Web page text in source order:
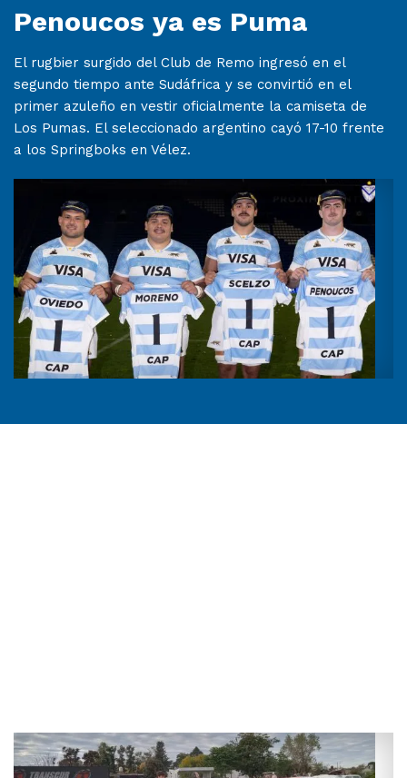
Penoucos ya es Puma
El rugbier surgido del Club de Remo ingresó en el
segundo tiempo ante Sudáfrica y se convirtió en el
primer azuleño en vestir oficialmente la camiseta de
Los Pumas. El seleccionado argentino cayó 17-10 frente
a los Springboks en Vélez.